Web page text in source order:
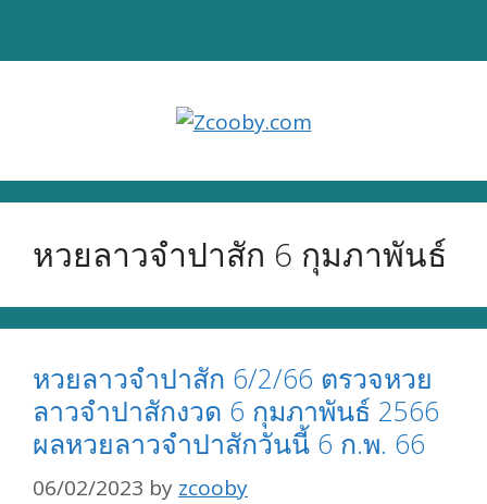
หวยลาวจำปาสัก 6 กุมภาพันธ์
หวยลาวจำปาสัก 6/2/66 ตรวจหวย
ลาวจำปาสักงวด 6 กุมภาพันธ์ 2566
ผลหวยลาวจำปาสักวันนี้ 6 ก.พ. 66
06/02/2023 by zcooby